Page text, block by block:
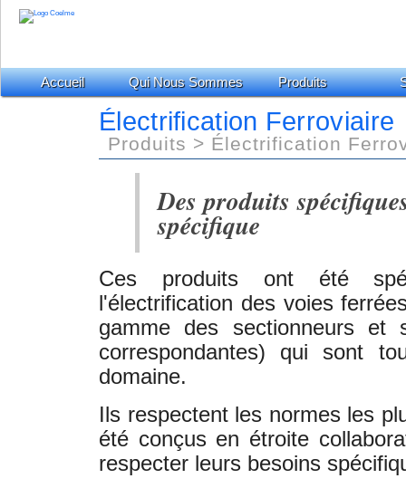
Accueil Qui Nous Sommes Produits
Électrification Ferroviaire
Produits > Électrification
Des produits
spécifique
Ces produits ont été
l'électrification des voies
gamme des sectionneurs et
correspondantes) qui sont
domaine.
Ils respectent les normes les
été conçus en étroite
respecter leurs besoins